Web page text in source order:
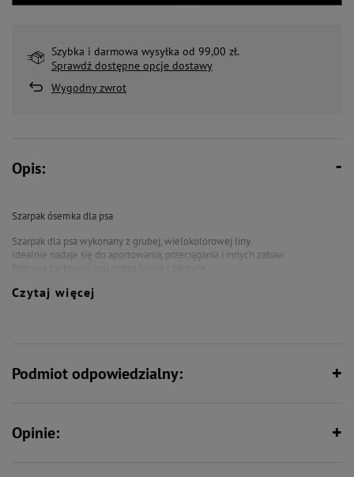
Szybka i darmowa wysyłka od 99,00 zł.
Sprawdź dostępne opcje dostawy
Wygodny zwrot
Opis:
Szarpak ósemka dla psa
Szarpak dla psa wykonany z grubej, wielokolorowej liny.
Idealnie nadaje się do aportowania, przeciągania i innych zabaw.
- Szarpak ósemka z plastikowym krzyżem
Czytaj więcej
Podmiot odpowiedzialny:
Opinie: